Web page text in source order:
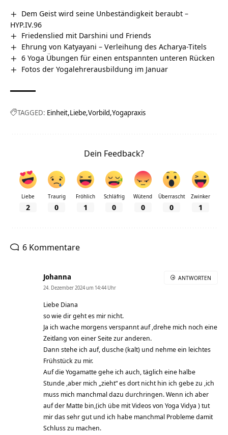
Dem Geist wird seine Unbeständigkeit beraubt –
HYP.IV.96
Friedenslied mit Darshini und Friends
Ehrung von Katyayani – Verleihung des Acharya-Titels
6 Yoga Übungen für einen entspannten unteren Rücken
Fotos der Yogalehrerausbildung im Januar
TAGGED: Einheit Liebe Vorbild Yogapraxis
Dein Feedback?
Liebe
2
Traurig
0
Fröhlich
1
Schläfrig
0
Wütend
0
Überrascht
0
Zwinker
1
6 Kommentare
Johanna
24. Dezember 2024 um 14:44 Uhr
Liebe Diana
so wie dir geht es mir nicht.
Ja ich wache morgens verspannt auf ,drehe mich noch eine
Zeitlang von einer Seite zur anderen.
Dann stehe ich auf, dusche (kalt) und nehme ein leichtes
Frühstück zu mir.
Auf die Yogamatte gehe ich auch, täglich eine halbe
Stunde ,aber mich „zieht“ es dort nicht hin ich gebe zu ,ich
muss mich manchmal dazu durchringen. Wenn ich aber
auf der Matte bin,(ich übe mit Videos von Yoga Vidya ) tut
mir das sehr gut und ich habe manchmal Probleme damit
Schluss zu machen.
ANTWORTEN